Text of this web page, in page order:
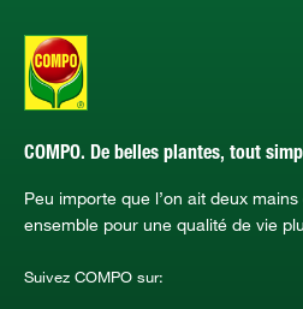
COMPO. De belles plantes, tout
Peu importe que l’on ait deux
ensemble pour une qualité de vie
Suivez COMPO sur: